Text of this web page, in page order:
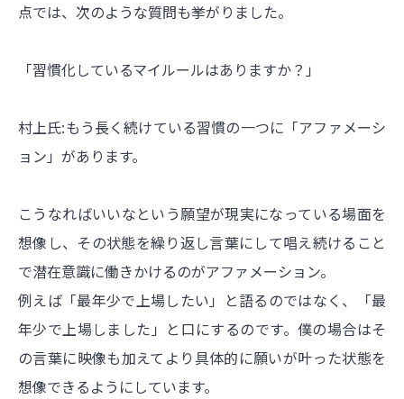
点では、次のような質問も挙がりました。
「習慣化しているマイルールはありますか？」
村上氏:もう長く続けている習慣の一つに「アファメーシ
ョン」があります。
こうなればいいなという願望が現実になっている場面を
想像し、その状態を繰り返し言葉にして唱え続けること
で潜在意識に働きかけるのがアファメーション。
例えば「最年少で上場したい」と語るのではなく、「最
年少で上場しました」と口にするのです。僕の場合はそ
の言葉に映像も加えてより具体的に願いが叶った状態を
想像できるようにしています。